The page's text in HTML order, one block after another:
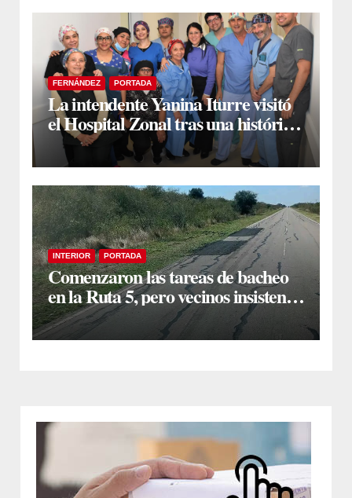
FERNÁNDEZ PORTADA
La intendente Yanina Iturre visitó
el Hospital Zonal tras una histórica
jornada de intervenciones
laparoscópicas
INTERIOR PORTADA
Comenzaron las tareas de bacheo
en la Ruta 5, pero vecinos insisten
en un reclamo integral